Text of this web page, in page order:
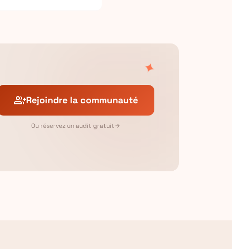
✦
group_addRejoindre la communauté
Ou réservez un audit gratuit arrow_forward